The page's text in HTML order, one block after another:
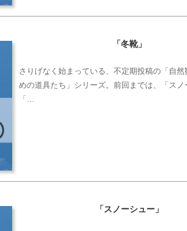
「冬靴」
さりげなく始まっている、不定期投稿の「自然
めの道具たち」シリーズ。前回までは、「スノ
「…
「スノーシュー」